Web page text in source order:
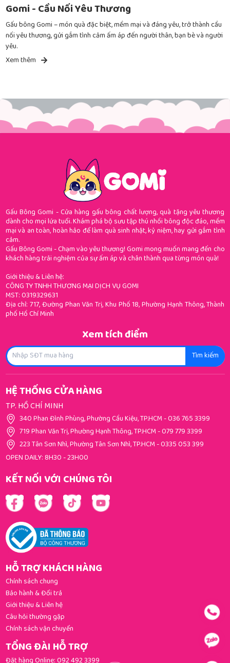
Gomi - Cầu Nối Yêu Thương
Gấu bông Gomi – món quà đặc biệt, mềm mại và đáng yêu, trở thành cầu
nối yêu thương, gửi gắm tình cảm ấm áp đến người thân, bạn bè và người
yêu.
Xem thêm
Gấu Bông Gomi - Cửa hàng gấu bông chất lượng, quà tặng yêu thương
dành cho mọi lứa tuổi. Khám phá bộ sưu tập thú nhồi bông độc đáo, mềm
mại và an toàn, hoàn hảo để làm quà sinh nhật, kỷ niệm, hay gửi gắm tình
cảm.
Gấu Bông Gomi - Chạm vào yêu thương! Gomi mong muốn mang đến cho
khách hàng trải nghiệm của sự ấm áp và chân thành qua từng món quà!
Giới thiệu & Liên hệ:
CÔNG TY TNHH THƯƠNG MẠI DỊCH VỤ GOMI
MST: 0319329631
Địa chỉ: 717, Đường Phan Văn Trị, Khu Phố 18, Phường Hạnh Thông, Thành
phố Hồ Chí Minh
Xem tích điểm
Tìm kiếm
HỆ THỐNG CỬA HÀNG
TP. HỒ CHÍ MINH
340 Phan Đình Phùng, Phường Cầu Kiệu, TP.HCM-036 765 3399
719 Phan Văn Trị, Phường Hạnh Thông, TP.HCM-079 779 3399
223 Tân Sơn Nhì, Phường Tân Sơn Nhì, TP.HCM-0335 053 399
OPEN DAILY: 8H30 - 23H00
KẾT NỐI VỚI CHÚNG TÔI
HỖ TRỢ KHÁCH HÀNG
Chính sách chung
Bảo hành & Đổi trả
Giới thiệu & Liên hệ
Câu hỏi thường gặp
Chính sách vận chuyển
TỔNG ĐÀI HỖ TRỢ